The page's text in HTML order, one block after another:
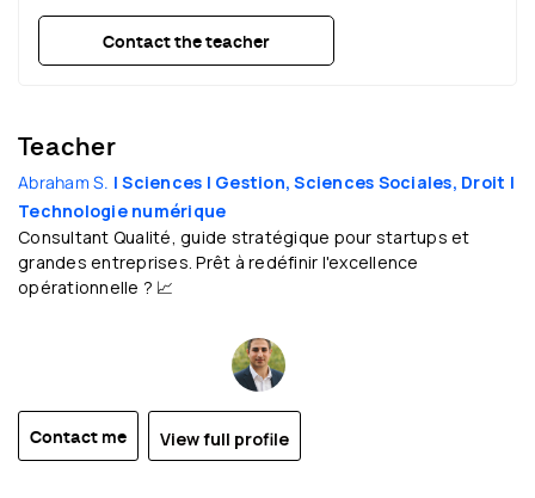
19:30
19:30
22:30
19:30
18:45
19:30
Contact the teacher
Teacher
Abraham S. | Sciences | Gestion, Sciences Sociales, Droit |
Technologie numérique
Consultant Qualité, guide stratégique pour startups et
grandes entreprises. Prêt à redéfinir l'excellence
opérationnelle ? 📈
Contact me View full profile